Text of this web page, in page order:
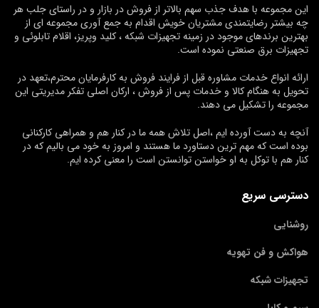
این مجموعه با هدف جذب سهم بالاتر از فروش در بازار و در راستای جلب هر
چه بیشتر رضایتمندی مشتریان خویش اقدام به جمع آوری مجموعه ای از
بهترین برندهای موجود در زمینه تجهیزات شبکه ، کلید وپریز، اقلام تابلوئی و
تجهیزات برق صنعتی نموده است.
ارائه انواع خدمات مشاوره قبل از فرایند فروش به کارفرمایان محترم،تعهد در
تحویل به هنگام کالا و خدمات پس از فروش ، ارکان اصلی تفکر مدیریتی این
مجموعه را تشکیل می دهند.
آنچه به دست آورده ایم ،اصل تلاش همه ما در کنار هم و همراهی کارکنانی
بوده است که مهم ترین دستاورد ما هستند و امروز به خود می بالیم که در
کنار هم با توکل به او خواستن توانستن است را معنی کرده ایم.
دسترسی سریع
روشنایی
هواکش و فن تهویه
تجهیزات شبکه